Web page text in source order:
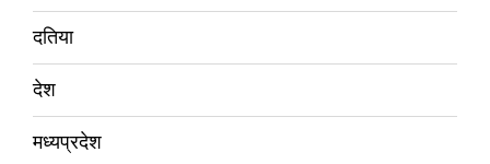
दतिया
देश
मध्यप्रदेश